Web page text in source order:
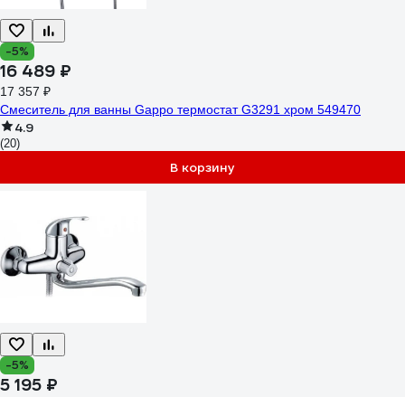
-5%
16 489 ₽
17 357 ₽
Смеситель для ванны Gappo термостат G3291 хром 549470
4.9
(20)
В корзину
-5%
5 195 ₽